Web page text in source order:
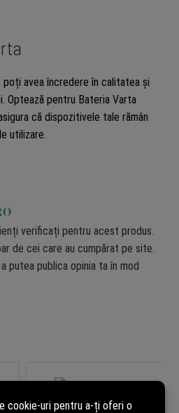
poți avea încredere în calitatea și
Optează pentru Bateria Varta
că dispozitivele tale rămân
utilizare.
verificați pentru acest produs.
de cei care au cumpărat pe site.
putea publica opinia ta în mod